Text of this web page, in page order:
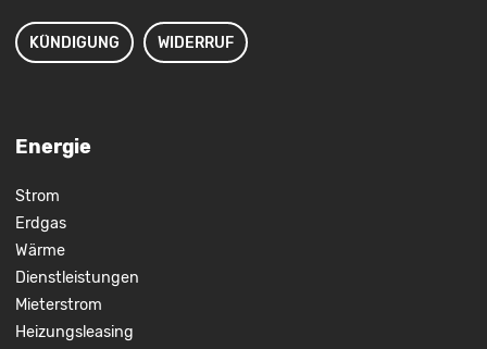
KÜNDIGUNG WIDERRUF
Energie
Strom
Erdgas
Wärme
Dienstleistungen
Mieterstrom
Heizungsleasing